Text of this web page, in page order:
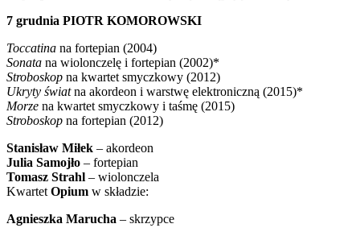
7 grudnia PIOTR KOMOROWSKI
Toccatina na fortepian (2004)
Sonata na wiolonczelę i fortepian (2002)*
Stroboskop na kwartet smyczkowy (2012)
Ukryty światna akordeon i warstwę elektroniczną (2015)*
Morze na kwartet smyczkowy i taśmę (2015)
Stroboskop na fortepian (2012)
Stanisław Miłek – akordeon
Julia Samojło – fortepian
Tomasz Strahl – wiolonczela
Kwartet Opium w składzie:
Agnieszka Marucha – skrzypce